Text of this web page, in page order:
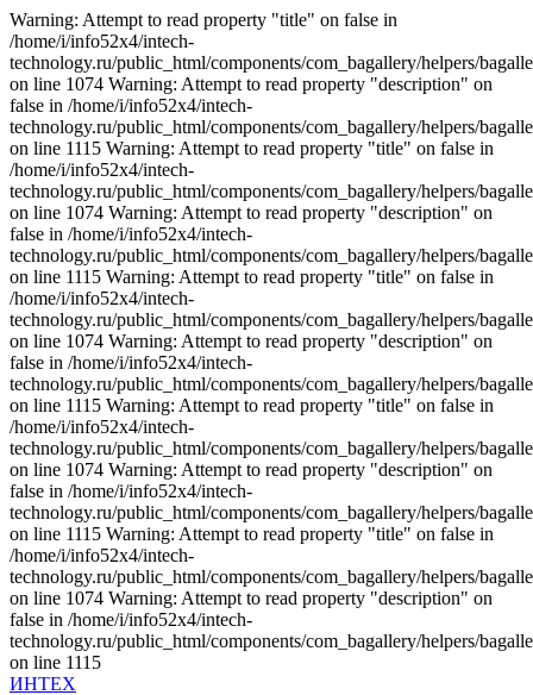
Warning: Attempt to read property "title" on false in
/home/i/info52x4/intech-
technology.ru/public_html/components/com_bagallery/helpers/
on line 1074 Warning: Attempt to read property "description" on
false in /home/i/info52x4/intech-
technology.ru/public_html/components/com_bagallery/helpers/
on line 1115 Warning: Attempt to read property "title" on false in
/home/i/info52x4/intech-
technology.ru/public_html/components/com_bagallery/helpers/
on line 1074 Warning: Attempt to read property "description" on
false in /home/i/info52x4/intech-
technology.ru/public_html/components/com_bagallery/helpers/
on line 1115 Warning: Attempt to read property "title" on false in
/home/i/info52x4/intech-
technology.ru/public_html/components/com_bagallery/helpers/
on line 1074 Warning: Attempt to read property "description" on
false in /home/i/info52x4/intech-
technology.ru/public_html/components/com_bagallery/helpers/
on line 1115 Warning: Attempt to read property "title" on false in
/home/i/info52x4/intech-
technology.ru/public_html/components/com_bagallery/helpers/
on line 1074 Warning: Attempt to read property "description" on
false in /home/i/info52x4/intech-
technology.ru/public_html/components/com_bagallery/helpers/
on line 1115 Warning: Attempt to read property "title" on false in
/home/i/info52x4/intech-
technology.ru/public_html/components/com_bagallery/helpers/
on line 1074 Warning: Attempt to read property "description" on
false in /home/i/info52x4/intech-
technology.ru/public_html/components/com_bagallery/helpers/
on line 1115
ИНТЕХ